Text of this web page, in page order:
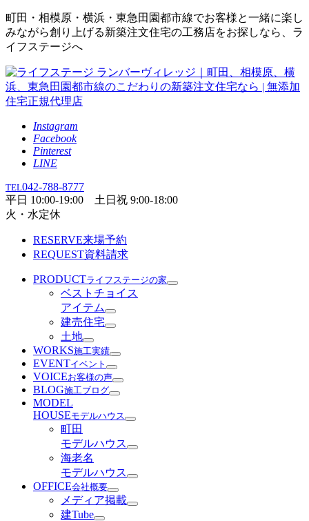
町田・相模原・横浜・東急田園都市線でお客様と一緒に楽し
みながら創り上げる新築注文住宅の工務店をお探しなら、ラ
イフステージへ
Instagram
Facebook
Pinterest
LINE
TEL042-788-8777
平日 10:00-19:00 土日祝 9:00-18:00
火・水定休
RESERVE来場予約
REQUEST資料請求
PRODUCTライフステージの家
ベストチョイス
アイテム
建売住宅
土地
WORKS施工実績
EVENTイベント
VOICEお客様の声
BLOG施工ブログ
MODEL
HOUSEモデルハウス
町田
モデルハウス
海老名
モデルハウス
OFFICE会社概要
メディア掲載
建Tube